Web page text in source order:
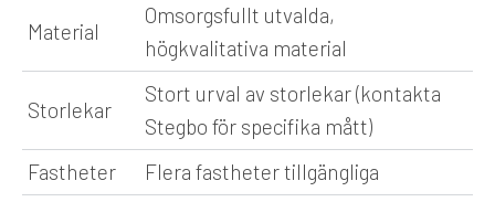
Material
Omsorgsfullt utvalda,
högkvalitativa material
Storlekar
Stort urval av storlekar (kontakta
Stegbo för specifika mått)
Fastheter
Flera fastheter tillgängliga